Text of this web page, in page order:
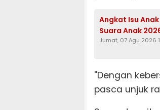
Angkat Isu
Suara Anak
Jumat, 07 Agu 2026
"Dengan
pasca unjuk